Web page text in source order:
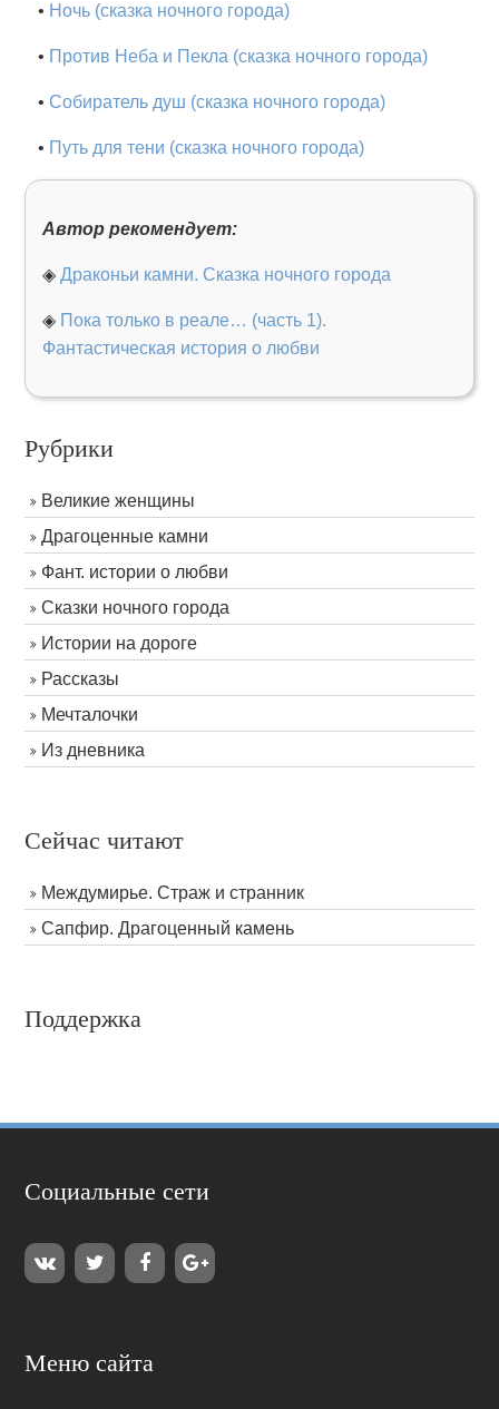
• Ночь (сказка ночного города)
• Против Неба и Пекла (сказка ночного города)
•Собиратель душ (сказка ночного города)
• Путь для тени (сказка ночного города)
Автор рекомендует:
◈Драконьи камни. Сказка ночного города
◈ Пока только в реале… (часть 1).
Фантастическая история о любви
Рубрики
Великие женщины
Драгоценные камни
Фант. истории о любви
Сказки ночного города
Истории на дороге
Рассказы
Мечталочки
Из дневника
Сейчас читают
Междумирье. Страж и странник
Сапфир. Драгоценный камень
Поддержка
Социальные сети
Меню сайта